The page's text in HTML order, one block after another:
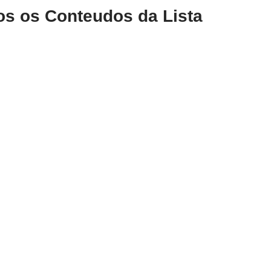
os Conteudos da Lista